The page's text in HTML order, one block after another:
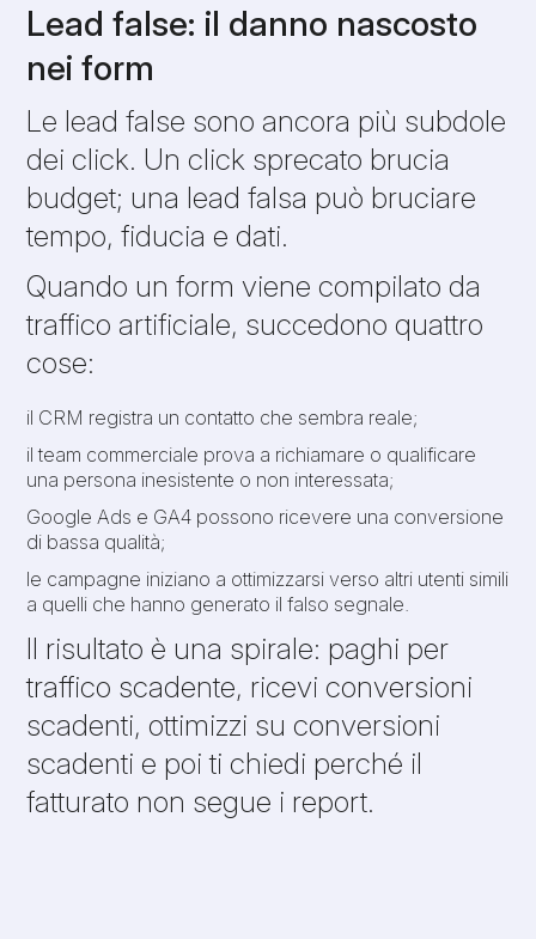
Lead false: il danno nascosto
nei form
Le lead false sono ancora più subdole
dei click. Un click sprecato brucia
budget; una lead falsa può bruciare
tempo, fiducia e dati.
Quando un form viene compilato da
traffico artificiale, succedono quattro
cose:
il CRM registra un contatto che sembra reale;
il team commerciale prova a richiamare o qualificare
una persona inesistente o non interessata;
Google Ads e GA4 possono ricevere una conversione
di bassa qualità;
le campagne iniziano a ottimizzarsi verso altri utenti simili
a quelli che hanno generato il falso segnale.
Il risultato è una spirale: paghi per
traffico scadente, ricevi conversioni
scadenti, ottimizzi su conversioni
scadenti e poi ti chiedi perché il
fatturato non segue i report.